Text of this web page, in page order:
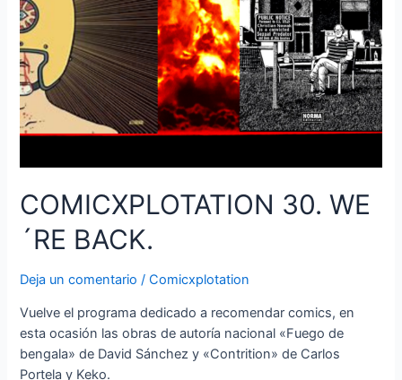
COMICXPLOTATION 30. WE
´RE BACK.
Deja un comentario /Comicxplotation
Vuelve el programa dedicado a recomendar comics, en
esta ocasión las obras de autoría nacional «Fuego de
bengala» de David Sánchez y «Contrition» de Carlos
Portela y Keko.